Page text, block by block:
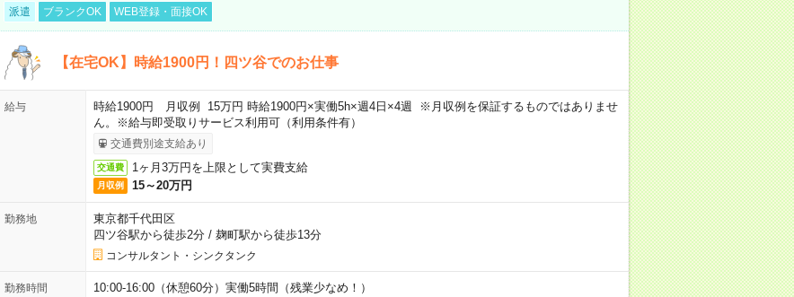
派遣 ブランクOK WEB登録・面接OK
【在宅OK】時給1900円！四ツ谷でのお仕事
給与
時給1900円 月収例 15万円 時給1900円×実働5h×週4日×4週 ※月収例を保証するものではありませ
ん。※給与即受取りサービス利用可（利用条件有）
交通費別途支給あり
交通費 1ヶ月3万円を上限として実費支給
月収例 15～20万円
勤務地
東京都千代田区
四ツ谷駅から徒歩2分/ 麹町駅から徒歩13分
コンサルタント・シンクタンク
勤務時間 10:00-16:00（休憩60分）実働5時間（残業少なめ！）